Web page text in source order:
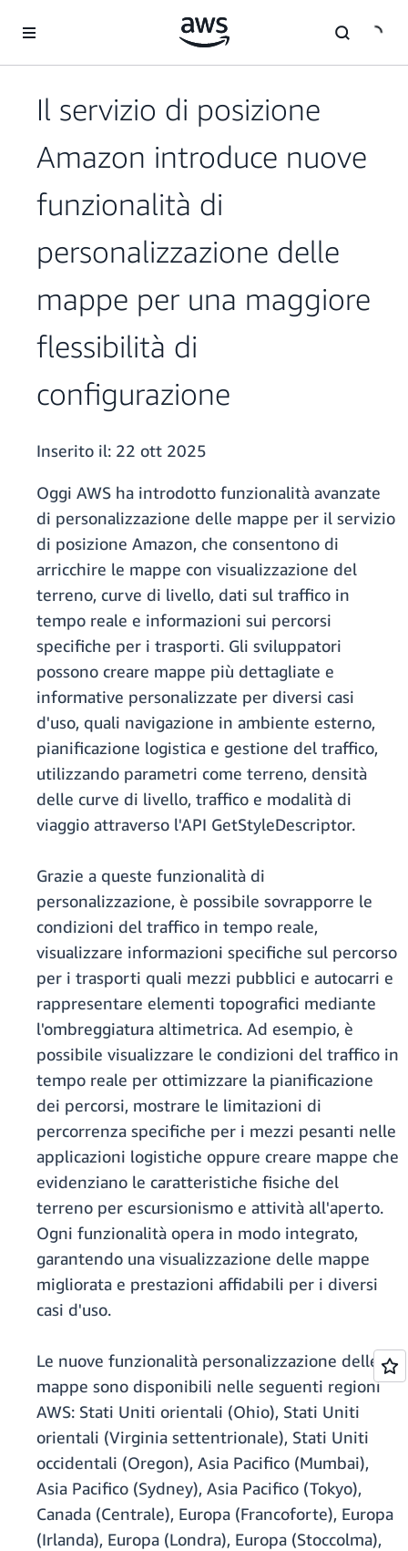
Il servizio di posizione
Amazon introduce nuove
funzionalità di
personalizzazione delle
mappe per una maggiore
flessibilità di
configurazione
Inserito il: 22 ott 2025
Oggi AWS ha introdotto funzionalità avanzate
di personalizzazione delle mappe per il servizio
di posizione Amazon, che consentono di
arricchire le mappe con visualizzazione del
terreno, curve di livello, dati sul traffico in
tempo reale e informazioni sui percorsi
specifiche per i trasporti. Gli sviluppatori
possono creare mappe più dettagliate e
informative personalizzate per diversi casi
d'uso, quali navigazione in ambiente esterno,
pianificazione logistica e gestione del traffico,
utilizzando parametri come terreno, densità
delle curve di livello, traffico e modalità di
viaggio attraverso l'API GetStyleDescriptor.
Grazie a queste funzionalità di
personalizzazione, è possibile sovrapporre le
condizioni del traffico in tempo reale,
visualizzare informazioni specifiche sul percorso
per i trasporti quali mezzi pubblici e autocarri e
rappresentare elementi topografici mediante
l'ombreggiatura altimetrica. Ad esempio, è
possibile visualizzare le condizioni del traffico in
tempo reale per ottimizzare la pianificazione
dei percorsi, mostrare le limitazioni di
percorrenza specifiche per i mezzi pesanti nelle
applicazioni logistiche oppure creare mappe che
evidenziano le caratteristiche fisiche del
terreno per escursionismo e attività all'aperto.
Ogni funzionalità opera in modo integrato,
garantendo una visualizzazione delle mappe
migliorata e prestazioni affidabili per i diversi
casi d'uso.
Le nuove funzionalità personalizzazione delle
mappe sono disponibili nelle seguenti regioni
AWS: Stati Uniti orientali (Ohio), Stati Uniti
orientali (Virginia settentrionale), Stati Uniti
occidentali (Oregon), Asia Pacifico (Mumbai),
Asia Pacifico (Sydney), Asia Pacifico (Tokyo),
Canada (Centrale), Europa (Francoforte), Europa
(Irlanda), Europa (Londra), Europa (Stoccolma),